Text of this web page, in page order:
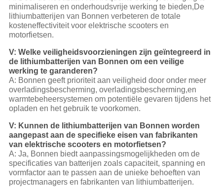
minimaliseren en onderhoudsvrije werking te bieden,De
lithiumbatterijen van Bonnen verbeteren de totale
kosteneffectiviteit voor elektrische scooters en
motorfietsen.
V: Welke veiligheidsvoorzieningen zijn geïntegreerd in
de lithiumbatterijen van Bonnen om een veilige
werking te garanderen?
A: Bonnen geeft prioriteit aan veiligheid door onder meer
overladingsbescherming, overladingsbescherming,en
warmtebeheersystemen om potentiële gevaren tijdens het
opladen en het gebruik te voorkomen.
V: Kunnen de lithiumbatterijen van Bonnen worden
aangepast aan de specifieke eisen van fabrikanten
van elektrische scooters en motorfietsen?
A: Ja, Bonnen biedt aanpassingsmogelijkheden om de
specificaties van batterijen zoals capaciteit, spanning en
vormfactor aan te passen aan de unieke behoeften van
projectmanagers en fabrikanten van lithiumbatterijen.